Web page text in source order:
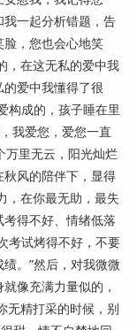
一起分析错题，告
，您也会心地笑
在这无私的爱中我
爱中我懂得了很
构成的，孩子睡在里
爱您，爱您一直
里无云，阳光灿烂
风的陪伴下，显得
在你最无助，最失
得不好、情绪低落
考试烤得不好，不要
。”然后，对我微微
像充满力量似的，
精打采的时候，别